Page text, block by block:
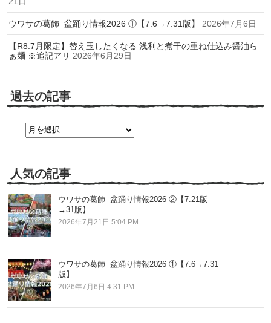
ウワサの葛飾 盆踊り情報2026 ①【7.6→7.31版】 2026年7月6日
【R8.7月限定】替え玉したくなる 浅利と煮干の重ね仕込み醤油ら
ぁ麺 ※追記アリ 2026年6月29日
過去の記事
人気の記事
ウワサの葛飾 盆踊り情報2026 ②【7.21版
→31版】
2026年7月21日 5:04 PM
ウワサの葛飾 盆踊り情報2026 ①【7.6→7.31
版】
2026年7月6日 4:31 PM